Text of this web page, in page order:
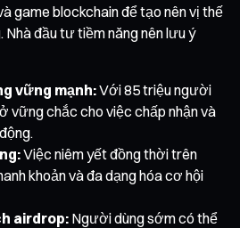
game blockchain để tạo nên vị thế
đầu tư tiềm năng nên lưu ý
vững mạnh:Với 85 triệu người
vững chắc cho việc chấp nhận và
Việc niêm yết đồng thời trên
khoản và đa dạng hóa cơ hội
airdrop: Người dùng sớm có thể